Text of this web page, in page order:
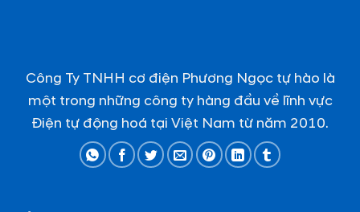
Công Ty TNHH cơ điện Phương Ngọc tự hào là
một trong những công ty hàng đầu về lĩnh vực
Điện tự động hoá tại Việt Nam từ năm 2010.